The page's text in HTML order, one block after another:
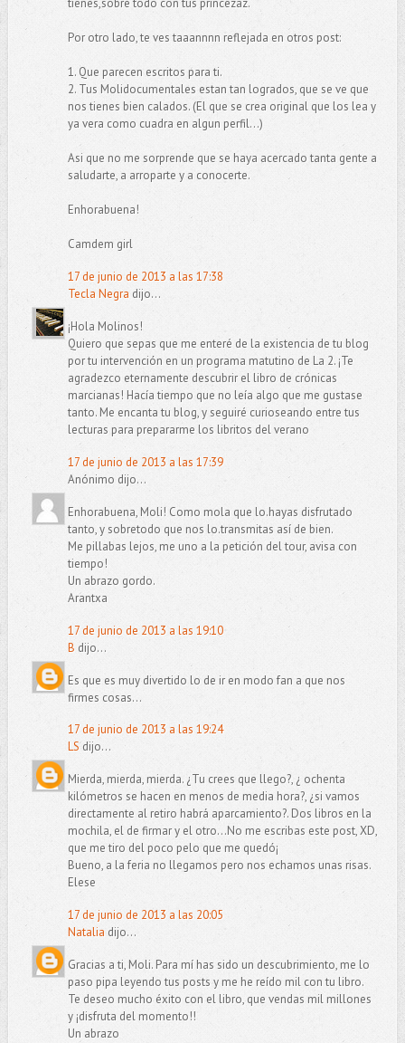
tienes,sobre todo con tus princezaz.
Por otro lado, te ves taaannnn reflejada en otros post:
1. Que parecen escritos para ti.
2. Tus Molidocumentales estan tan logrados, que se ve que
nos tienes bien calados. (El que se crea original que los lea y
ya vera como cuadra en algun perfil...)
Asi que no me sorprende que se haya acercado tanta gente a
saludarte, a arroparte y a conocerte.
Enhorabuena!
Camdem girl
17 de junio de 2013 a las 17:38
Tecla Negra dijo...
¡Hola Molinos!
Quiero que sepas que me enteré de la existencia de tu blog
por tu intervención en un programa matutino de La 2. ¡Te
agradezco eternamente descubrir el libro de crónicas
marcianas! Hacía tiempo que no leía algo que me gustase
tanto. Me encanta tu blog, y seguiré curioseando entre tus
lecturas para prepararme los libritos del verano
17 de junio de 2013 a las 17:39
Anónimo dijo...
Enhorabuena, Moli! Como mola que lo.hayas disfrutado
tanto, y sobretodo que nos lo.transmitas así de bien.
Me pillabas lejos, me uno a la petición del tour, avisa con
tiempo!
Un abrazo gordo.
Arantxa
17 de junio de 2013 a las 19:10
B dijo...
Es que es muy divertido lo de ir en modo fan a que nos
firmes cosas...
17 de junio de 2013 a las 19:24
LSdijo...
Mierda, mierda, mierda. ¿Tu crees que llego?, ¿ ochenta
kilómetros se hacen en menos de media hora?, ¿si vamos
directamente al retiro habrá aparcamiento?. Dos libros en la
mochila, el de firmar y el otro...No me escribas este post, XD,
que me tiro del poco pelo que me quedó¡
Bueno, a la feria no llegamos pero nos echamos unas risas.
Elese
17 de junio de 2013 a las 20:05
Natalia dijo...
Gracias a ti, Moli. Para mí has sido un descubrimiento, me lo
paso pipa leyendo tus posts y me he reído mil con tu libro.
Te deseo mucho éxito con el libro, que vendas mil millones
y ¡disfruta del momento!!
Un abrazo